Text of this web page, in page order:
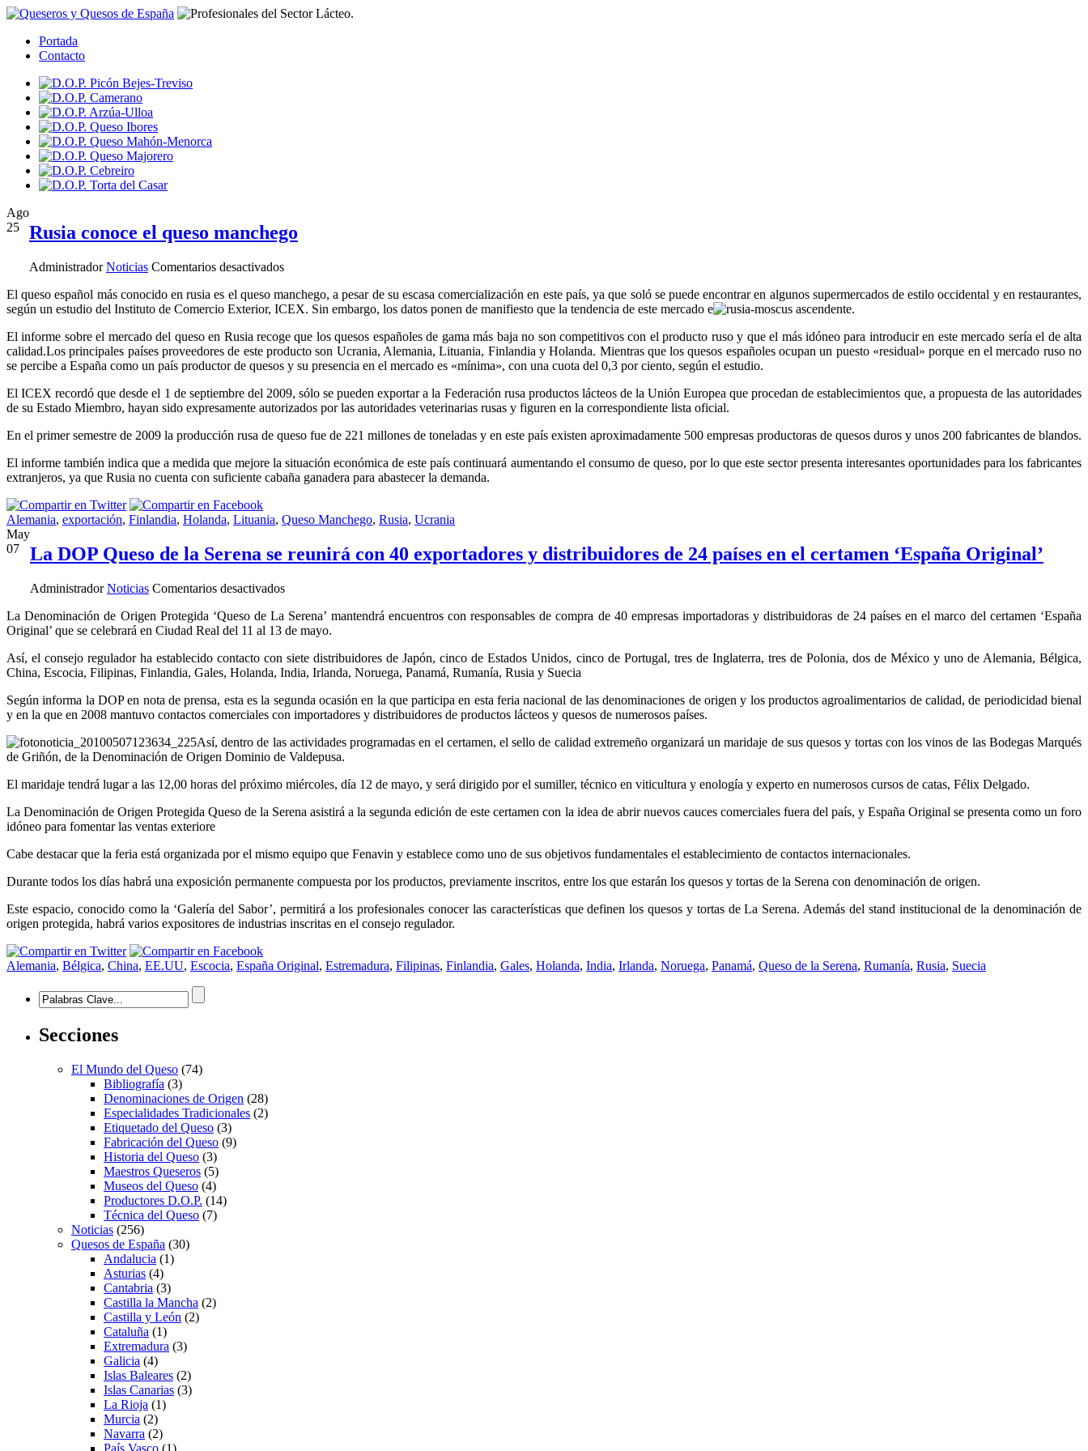
Portada
Contacto
Ago
25
Rusia conoce el queso manchego
Administrador Noticias Comentarios desactivadosen
conoce
el
manchego
El queso español más conocido en rusia es el queso manchego, a pesar de su escasa comercialización en este país, ya que soló se puede encontrar en algunos supermercados de estilo occidental y en restaurantes,
según un estudio del Instituto de Comercio Exterior, ICEX. Sin embargo, los datos ponen de manifiesto que la tendencia de este mercado e
s ascendente.
El informe sobre el mercado del queso en Rusia recoge que los quesos españoles de gama más baja no son competitivos con el producto ruso y que el más idóneo para introducir en este mercado sería el de alta
calidad.Los principales países proveedores de este producto son Ucrania, Alemania, Lituania, Finlandia y Holanda. Mientras que los quesos españoles ocupan un puesto «residual» porque en el mercado ruso no
se percibe a España como un país productor de quesos y su presencia en el mercado es «mínima», con una cuota del 0,3 por ciento, según el estudio.
El ICEX recordó que desde el 1 de septiembre del 2009, sólo se pueden exportar a la Federación rusa productos lácteos de la Unión Europea que procedan de establecimientos que, a propuesta de las autoridades
de su Estado Miembro, hayan sido expresamente autorizados por las autoridades veterinarias rusas y figuren en la correspondiente lista oficial.
En el primer semestre de 2009 la producción rusa de queso fue de 221 millones de toneladas y en este país existen aproximadamente 500 empresas productoras de quesos duros y unos 200 fabricantes de blandos.
El informe también indica que a medida que mejore la situación económica de este país continuará aumentando el consumo de queso, por lo que este sector presenta interesantes oportunidades para los fabricantes
extranjeros, ya que Rusia no cuenta con suficiente cabaña ganadera para abastecer la demanda.
Alemania, exportación, Finlandia, Holanda, Lituania, Queso Manchego, Rusia, Ucrania
May
07
La DOP Queso de la Serena se reunirá con 40 exportadores y distribuidores de 24 países en el certamen ‘España Original’
Administrador Noticias Comentarios desactivadosen
DOP
Queso
la
Serena
reunirá
con
exportadores
y
distribuidores
de
países
el
certamen
‘España
La Denominación de Origen Protegida ‘Queso de La Serena’ mantendrá encuentros con responsables de compra de 40 empresas importadoras y distribuidoras de 24 países en el marco del certamen ‘España
Original’ que se celebrará en Ciudad Real del 11 al 13 de mayo.
Así, el consejo regulador ha establecido contacto con siete distribuidores de Japón, cinco de Estados Unidos, cinco de Portugal, tres de Inglaterra, tres de Polonia, dos de México y uno de Alemania, Bélgica,
China, Escocia, Filipinas, Finlandia, Gales, Holanda, India, Irlanda, Noruega, Panamá, Rumanía, Rusia y Suecia
Según informa la DOP en nota de prensa, esta es la segunda ocasión en la que participa en esta feria nacional de las denominaciones de origen y los productos agroalimentarios de calidad, de periodicidad bienal
y en la que en 2008 mantuvo contactos comerciales con importadores y distribuidores de productos lácteos y quesos de numerosos países.
Así, dentro de las actividades programadas en el certamen, el sello de calidad extremeño organizará un maridaje de sus quesos y tortas con los vinos de las Bodegas Marqués
de Griñón, de la Denominación de Origen Dominio de Valdepusa.
El maridaje tendrá lugar a las 12,00 horas del próximo miércoles, día 12 de mayo, y será dirigido por el sumiller, técnico en viticultura y enología y experto en numerosos cursos de catas, Félix Delgado.
La Denominación de Origen Protegida Queso de la Serena asistirá a la segunda edición de este certamen con la idea de abrir nuevos cauces comerciales fuera del país, y España Original se presenta como un foro
idóneo para fomentar las ventas exteriore
Cabe destacar que la feria está organizada por el mismo equipo que Fenavin y establece como uno de sus objetivos fundamentales el establecimiento de contactos internacionales.
Durante todos los días habrá una exposición permanente compuesta por los productos, previamente inscritos, entre los que estarán los quesos y tortas de la Serena con denominación de origen.
Este espacio, conocido como la ‘Galería del Sabor’, permitirá a los profesionales conocer las características que definen los quesos y tortas de La Serena. Además del stand institucional de la denominación de
origen protegida, habrá varios expositores de industrias inscritas en el consejo regulador.
Alemania, Bélgica, China, EE.UU, Escocia, España Original, Estremadura, Filipinas, Finlandia, Gales, Holanda, India, Irlanda, Noruega, Panamá, Queso de la Serena, Rumanía, Rusia, Suecia
Secciones
El Mundo del Queso (74)
Bibliografía (3)
Denominaciones de Origen (28)
Especialidades Tradicionales (2)
Etiquetado del Queso (3)
Fabricación del Queso (9)
Historia del Queso (3)
Maestros Queseros (5)
Museos del Queso (4)
Productores D.O.P. (14)
Técnica del Queso (7)
Noticias (256)
Quesos de España (30)
Andalucia (1)
Asturias (4)
Cantabria (3)
Castilla la Mancha (2)
Castilla y León (2)
Cataluña (1)
Extremadura (3)
Galicia (4)
Islas Baleares (2)
Islas Canarias (3)
La Rioja (1)
Murcia (2)
Navarra (2)
País Vasco (1)